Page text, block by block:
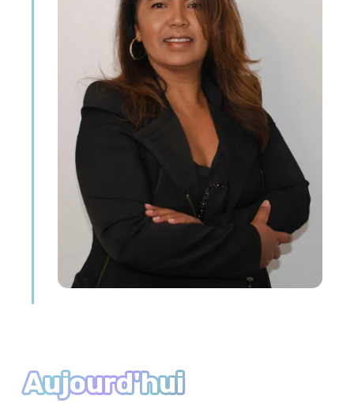
Aujourd'hui